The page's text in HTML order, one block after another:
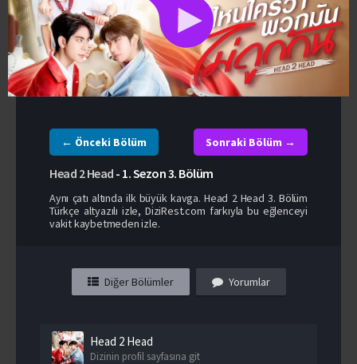
← Önceki Bölüm Sonraki Bölüm →
Head 2 Head - 1. Sezon3. Bölüm
Aynı çatı altında ilk büyük kavga. Head 2 Head 3. Bölüm
Türkçe altyazılı izle, DiziRest.com farkıyla bu eğlenceyi
vakit kaybetmeden izle.
Diğer Bölümler Yorumlar
Head 2 Head
Dizinin profil sayfasına git